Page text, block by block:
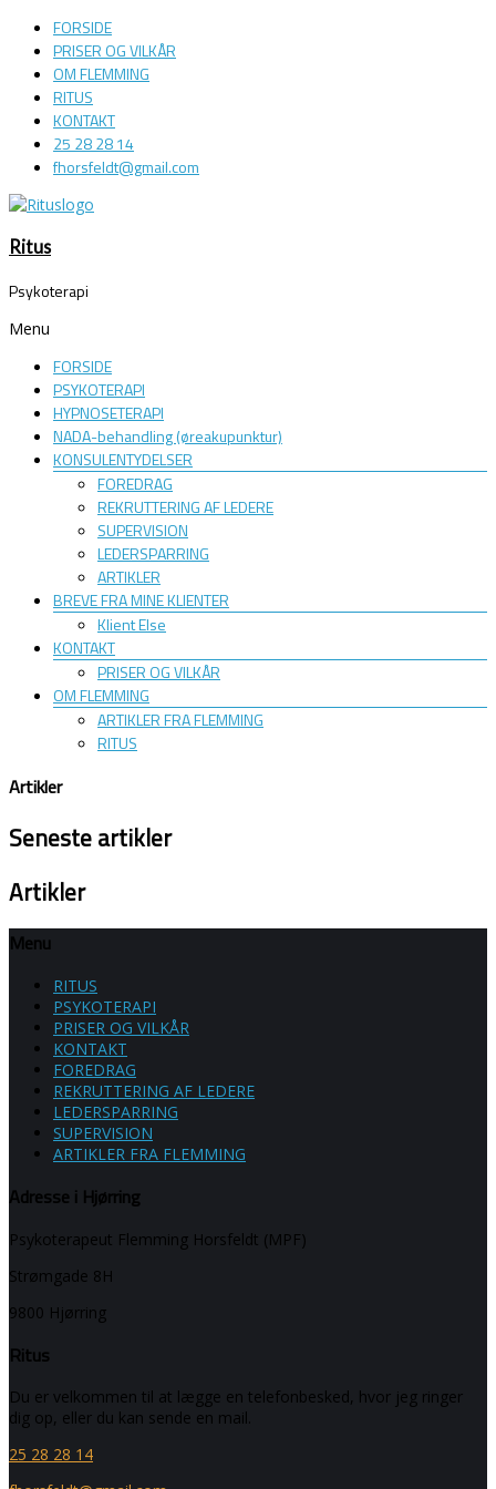
FORSIDE
PRISER OG VILKÅR
OM FLEMMING
RITUS
KONTAKT
25 28 28 14
fhorsfeldt@gmail.com
Ritus
Psykoterapi
Menu
FORSIDE
PSYKOTERAPI
HYPNOSETERAPI
NADA-behandling (øreakupunktur)
KONSULENTYDELSER
FOREDRAG​
REKRUTTERING AF LEDERE
SUPERVISION
LEDERSPARRING
ARTIKLER
BREVE FRA MINE KLIENTER
Klient Else
KONTAKT
PRISER OG VILKÅR
OM FLEMMING
ARTIKLER FRA FLEMMING
RITUS
Artikler
Seneste artikler
Artikler
Menu
RITUS
PSYKOTERAPI
PRISER OG VILKÅR
KONTAKT
FOREDRAG​
REKRUTTERING AF LEDERE
LEDERSPARRING
SUPERVISION
ARTIKLER FRA FLEMMING
Adresse i Hjørring
Psykoterapeut Flemming Horsfeldt (MPF)
Strømgade 8H
9800 Hjørring
Ritus
Du er velkommen til at lægge en telefonbesked, hvor jeg ringer
dig op, eller du kan sende en mail.
25 28 28 14